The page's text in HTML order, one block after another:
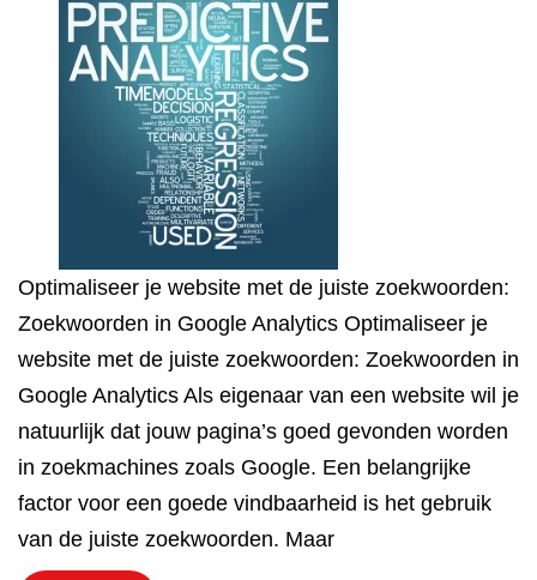
Optimaliseer je website met de juiste zoekwoorden:
Zoekwoorden in Google Analytics Optimaliseer je
website met de juiste zoekwoorden: Zoekwoorden in
Google Analytics Als eigenaar van een website wil je
natuurlijk dat jouw pagina’s goed gevonden worden
in zoekmachines zoals Google. Een belangrijke
factor voor een goede vindbaarheid is het gebruik
van de juiste zoekwoorden. Maar